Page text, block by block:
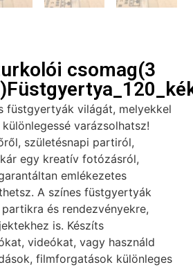
csomag(3
füstgyertyák világát, melyekkel
varázsolhatsz!
születésnapi partiról,
egy kreatív fotózásról,
emlékezetes
A színes füstgyertyák
és rendezvényekre,
is. Készíts
videókat, vagy használd
filmforgatások különleges